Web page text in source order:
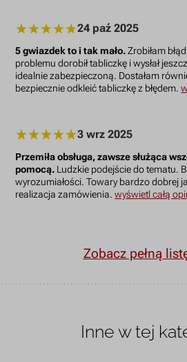
24 paź 2025
5 gwiazdek to i tak mało.Zrobiłam
problemu dorobił tabliczkę i wysłał
idealnie zabezpieczoną. Dostałam
bezpiecznie odkleić tabliczkę z błędem.
3 wrz 2025
Przemiła obsługa, zawsze służąca
pomocą. Ludzkie podejście do tematu.
wyrozumiałości. Towary bardzo dobrej
realizacja zamówienia.wyświetl całą
Zobacz pełną
Inne w tej